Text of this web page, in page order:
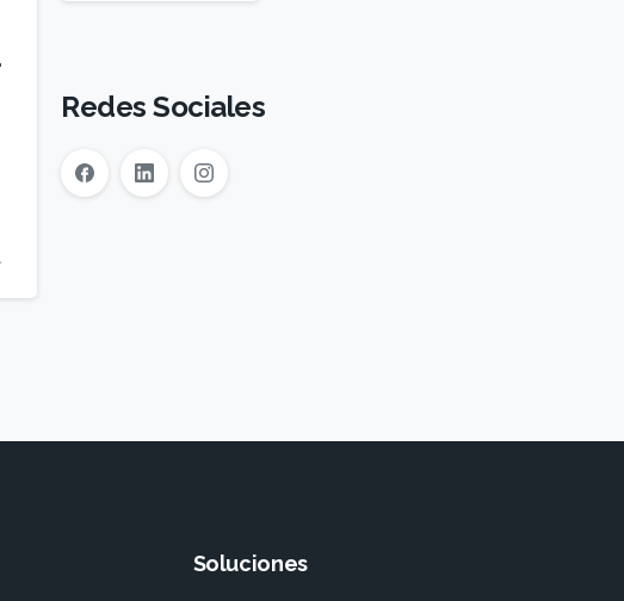
Redes Sociales
Soluciones